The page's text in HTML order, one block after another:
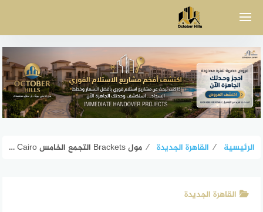
الرئيسية ⁄ القاهرة الجديدة ⁄ مول Brackets التجمع الخامس Brackets New Cairo
القاهرة الجديدة